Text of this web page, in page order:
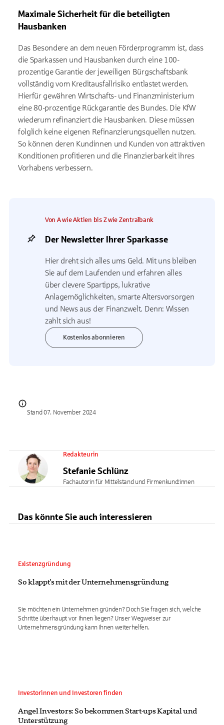
Maximale Sicherheit für die beteiligten
Hausbanken
Das Besondere an dem neuen Förderprogramm ist, dass
die Sparkassen und Hausbanken durch eine 100-
prozentige Garantie der jeweiligen Bürgschaftsbank
vollständig vom Kreditausfallrisiko entlastet werden.
Hierfür gewähren Wirtschafts- und Finanzministerium
eine 80-prozentige Rückgarantie des Bundes. Die KfW
wiederum refinanziert die Hausbanken. Diese müssen
folglich keine eigenen Refinanzierungsquellen nutzen.
So können deren Kundinnen und Kunden von attraktiven
Konditionen profitieren und die Finanzierbarkeit ihres
Vorhabens verbessern.
Von A wie Aktien bis Z wie Zentralbank
Der Newsletter Ihrer Sparkasse
Hier dreht sich alles ums Geld. Mit uns bleiben
Sie auf dem Laufenden und erfahren alles
über clevere Spartipps, lukrative
Anlagemöglichkeiten, smarte Altersvorsorgen
und News aus der Finanzwelt. Denn: Wissen
zahlt sich aus!
Kostenlos abonnieren
Stand 07. November 2024
Redakteurin
Stefanie Schlünz
Fachautorin für Mittelstand und Firmenkund:innen
Das könnte Sie auch interessieren
Existenzgründung
So klappt's mit der Unternehmensgründung
Sie möchten ein Unternehmen gründen? Doch Sie fragen sich, welche
Schritte überhaupt vor Ihnen liegen? Unser Wegweiser zur
Unternehmensgründung kann Ihnen weiterhelfen.
Investorinnen und Investoren finden
Angel Investors: So bekommen Start-ups Kapital und
Unterstützung